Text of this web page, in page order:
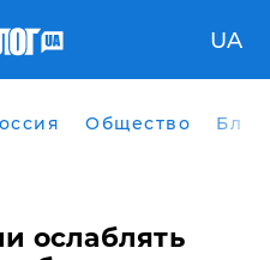
UA
Общество
ослаблять